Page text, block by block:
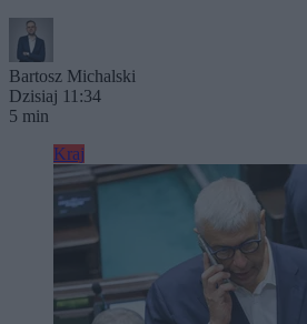
Bartosz Michalski
Dzisiaj 11:34
5 min
Kraj